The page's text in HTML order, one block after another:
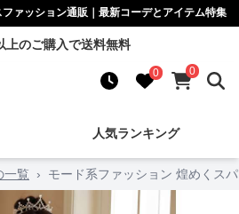
ファッション通販｜最新コーデとアイテム特集
上のご購入で送料無料
0 0
人気ランキング
一覧 › モード系ファッション 煌めくス